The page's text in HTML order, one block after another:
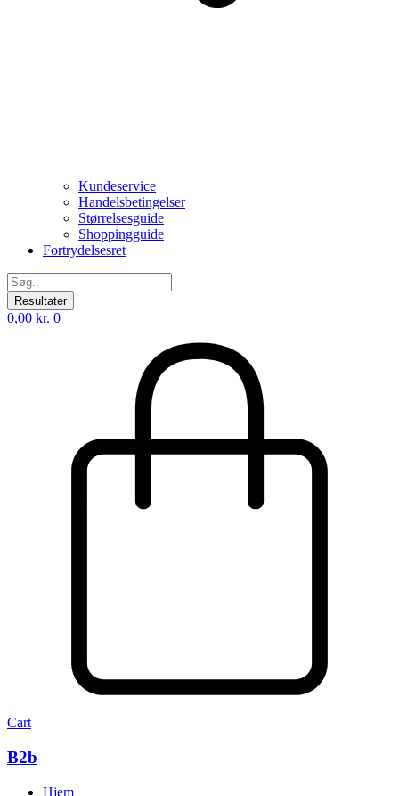
Kundeservice
Handelsbetingelser
Størrelsesguide
Shoppingguide
Fortrydelsesret
Search
...Resultater
0,00 kr. 0
Cart
B2b
Hjem